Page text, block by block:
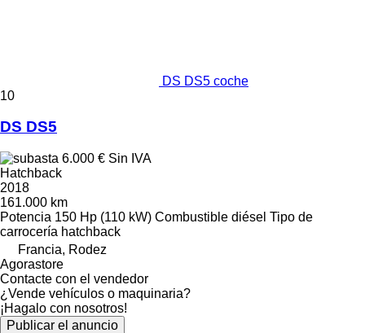
DS DS5 coche
10
DS DS5
6.000 € Sin IVA
Hatchback
2018
161.000 km
Potencia 150 Hp (110 kW) Combustible diésel Tipo de
carrocería hatchback
Francia, Rodez
Agorastore
Contacte con el vendedor
¿Vende vehículos o maquinaria?
¡Hagalo con nosotros!
Publicar el anuncio